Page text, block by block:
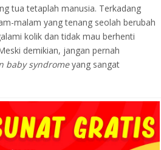
tua tetaplah manusia. Terkadang
malam yang tenang seolah berubah
kolik dan tidak mau berhenti
demikian, jangan pernah
baby syndromeyang sangat